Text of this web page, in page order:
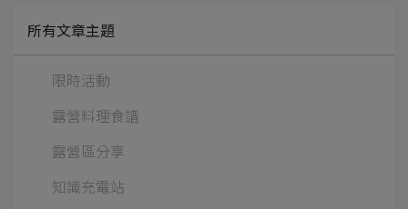
所有文章主題
限時活動
露營料理食譜
露營區分享
知識充電站